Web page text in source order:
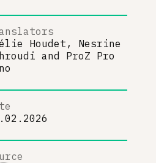
Houdet, Nesrine
and ProZ Pro